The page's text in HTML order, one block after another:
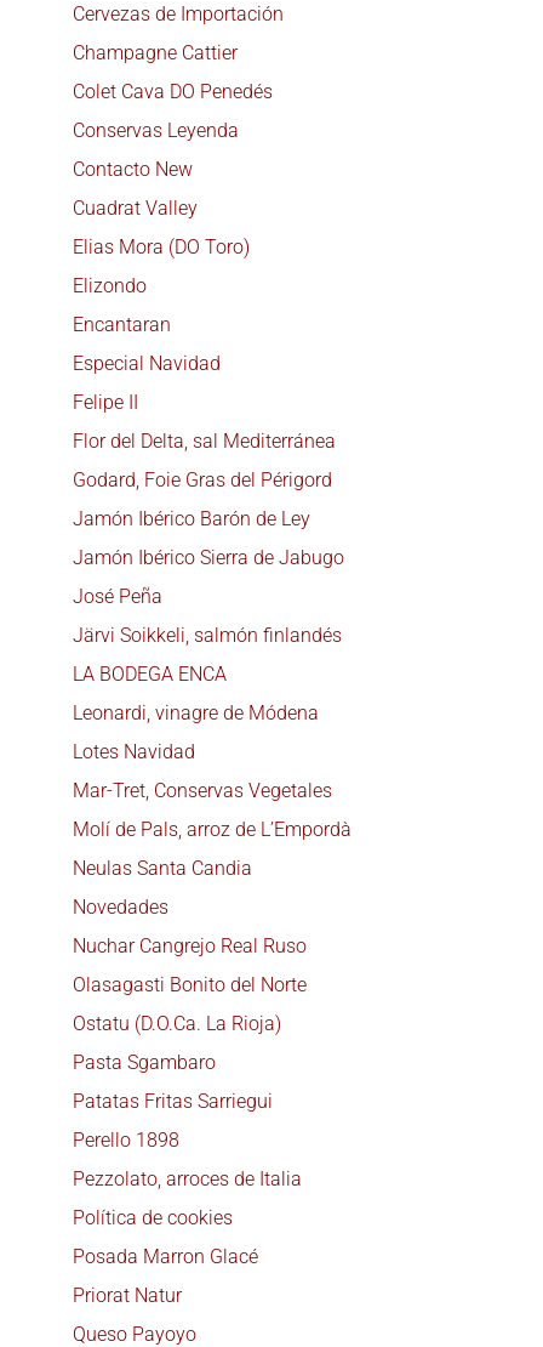
Cervezas de Importación
Champagne Cattier
Colet Cava DO Penedés
Conservas Leyenda
Contacto New
Cuadrat Valley
Elias Mora (DO Toro)
Elizondo
Encantaran
Especial Navidad
Felipe II
Flor del Delta, sal Mediterránea
Godard, Foie Gras del Périgord
Jamón Ibérico Barón de Ley
Jamón Ibérico Sierra de Jabugo
José Peña
Järvi Soikkeli, salmón finlandés
LA BODEGA ENCA
Leonardi, vinagre de Módena
Lotes Navidad
Mar-Tret, Conservas Vegetales
Molí de Pals, arroz de L’Empordà
Neulas Santa Candia
Novedades
Nuchar Cangrejo Real Ruso
Olasagasti Bonito del Norte
Ostatu (D.O.Ca. La Rioja)
Pasta Sgambaro
Patatas Fritas Sarriegui
Perello 1898
Pezzolato, arroces de Italia
Política de cookies
Posada Marron Glacé
Priorat Natur
Queso Payoyo